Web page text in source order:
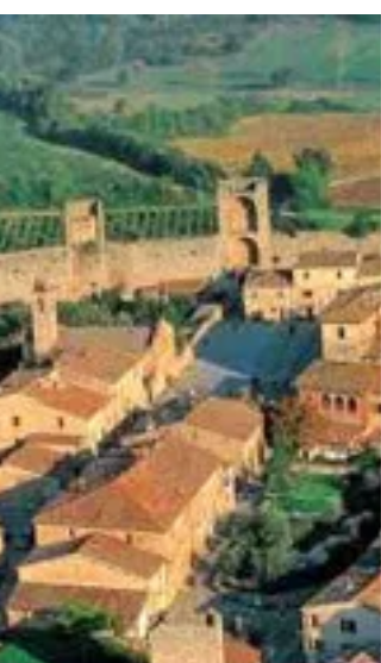
Montepulciano
Montepulciano é uma joia toscana que se
ergue orgulhosamente sobre uma colina,
oferecendo vistas deslumbrantes sobre os
vales do Val di Chiana e Val d'Orcia. Com
suas ruas de paralelepípedos, palácios
renascentistas e vinícolas históricas, a
encanta os visitantes com uma atmosfera
que mistura elegância e autenticidade.
de ser o berço do renomado Vino Nobile
Montepulciano, é um destino imperdível
roteiro pela Toscana.